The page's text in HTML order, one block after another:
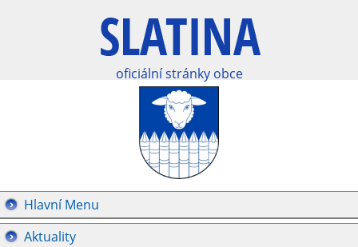
oficiální stránky obce
Hlavní Menu
Aktuality